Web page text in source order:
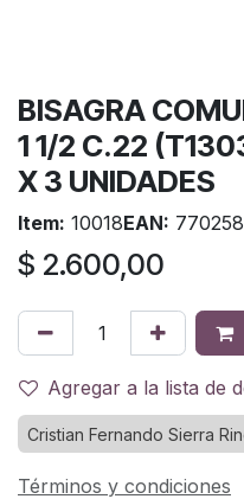
BISAGRA
1 1/2 C.22
X 3 UNIDADES
Item: 10018EAN:
$ 2.600,00
Agregar a la lista de
Cristian Fernando Sierra
Términos y condiciones